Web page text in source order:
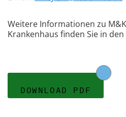
Weitere Informationen zu
Krankenhaus finden Sie in den
DOWNLOAD PDF